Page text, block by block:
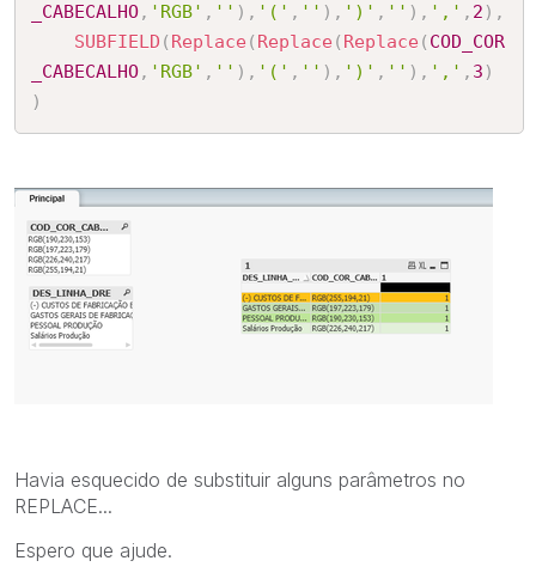
_CABECALHO, 'RGB' , '' ) , '(' , '' ) , ')' , '' ) , ',' , 2 ) ,
SUBFIELD ( Replace( Replace( Replace( COD_COR
_CABECALHO, 'RGB' , '' ) , '(' , '' ) , ')' , '' ) , ',' , 3 )
)
Havia esquecido de substituir alguns parâmetros no
REPLACE...
Espero que ajude.